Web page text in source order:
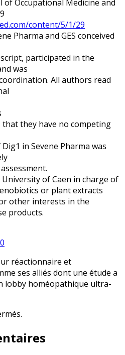
of Occupational Medicine and
content/5/1/29
Pharma and GES conceived
participated in the
was
All authors read
they have no competing
in Sevene Pharma was
of Caen in charge of
or plant extracts
other interests in the
products.
réactionnaire et
ses alliés dont une étude a
lobby homéopathique ultra-